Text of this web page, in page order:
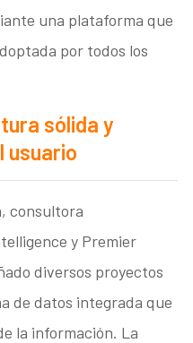
una plataforma que
por todos los
sólida y
usuario
consultora
y Premier
diversos proyectos
de datos integrada que
la información. La